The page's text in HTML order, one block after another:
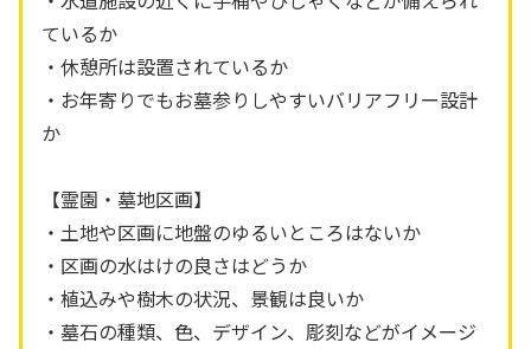
ているか
・休憩所は設置されているか
・お年寄りでもお墓参りしやすいバリアフリー設計
か
【霊園・墓地区画】
・土地や区画に地盤のゆるいところはないか
・区画の水はけの良さはどうか
・植込みや樹木の状況、景観は良いか
・墓石の種類、色、デザイン、彫刻などがイメージ